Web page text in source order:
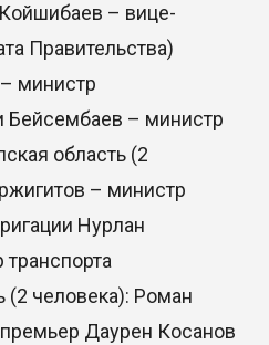
– вице-
Правительства)
министр
Бейсембаев – министр
область (2
– министр
Нурлан
(2 человека): Роман
Даурен Косанов